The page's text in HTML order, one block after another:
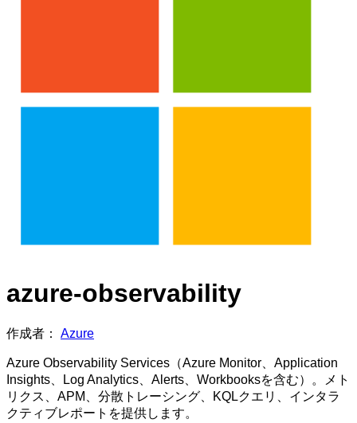
azure-observability
作成者： Azure
Azure Observability Services（Azure Monitor、Application
Insights、Log Analytics、Alerts、Workbooksを含む）。メト
リクス、APM、分散トレーシング、KQLクエリ、インタラ
クティブレポートを提供します。